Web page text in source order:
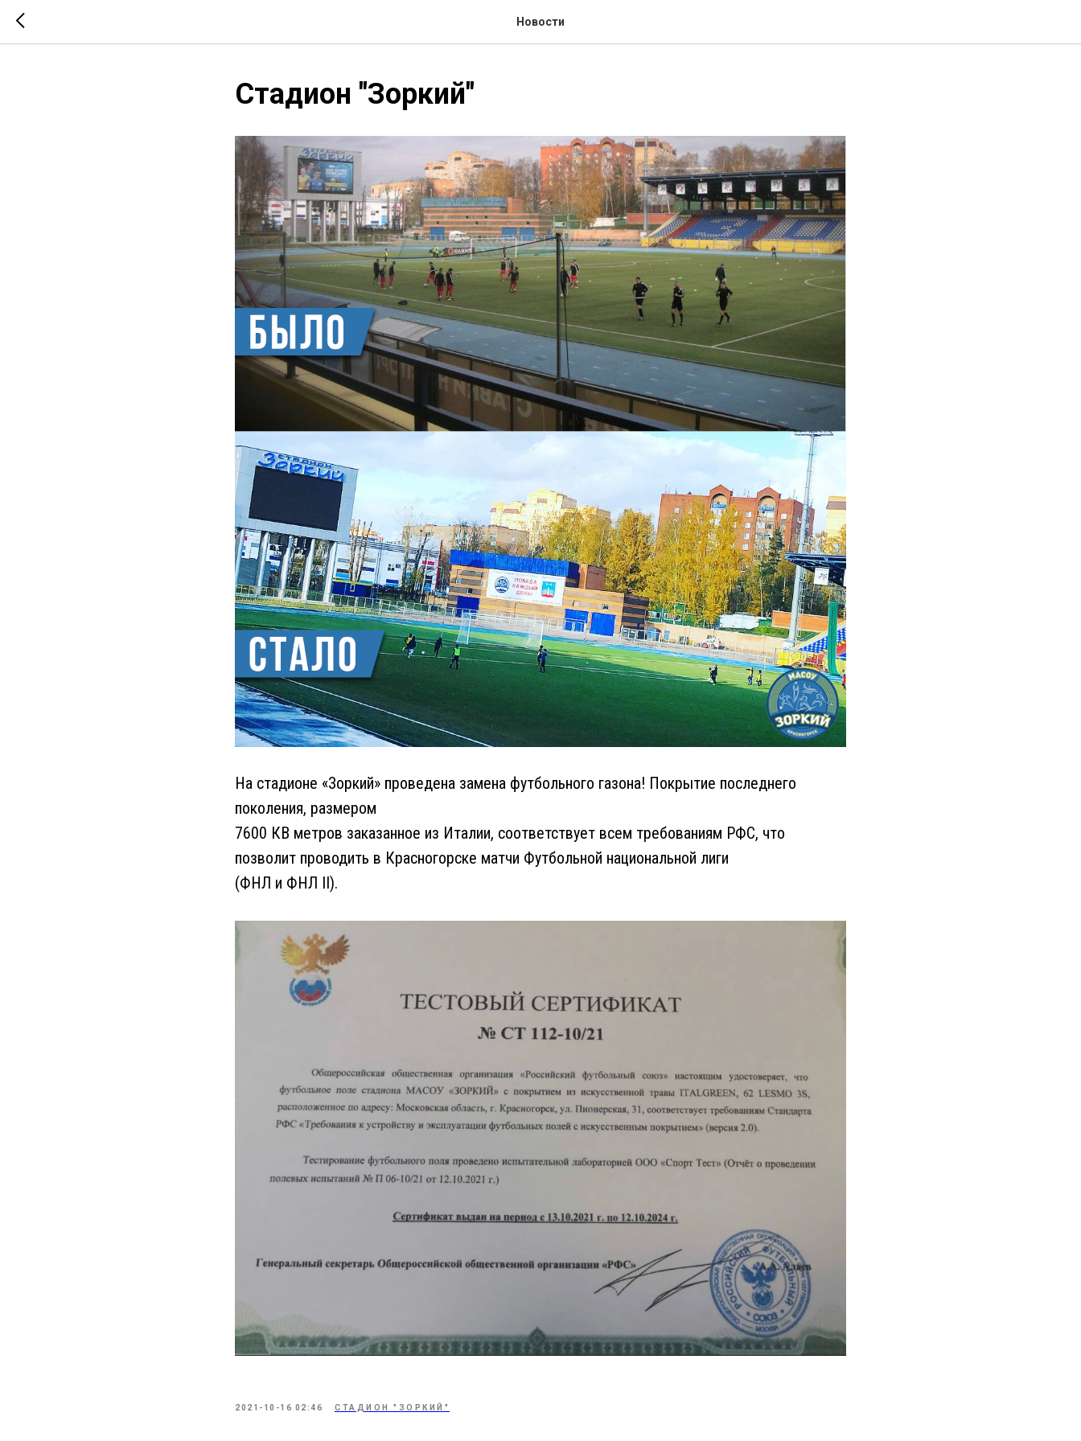
Новости
Стадион "Зоркий"
На стадионе «Зоркий» проведена замена футбольного газона! Покрытие последнего
поколения, размером
7600 КВ метров заказанное из Италии, соответствует всем требованиям РФС, что
позволит проводить в Красногорске матчи Футбольной национальной лиги
(ФНЛ и ФНЛ II).
2021-10-16 02:46 СТАДИОН "ЗОРКИЙ"